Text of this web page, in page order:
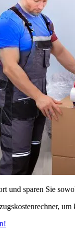
und sparen Sie
um